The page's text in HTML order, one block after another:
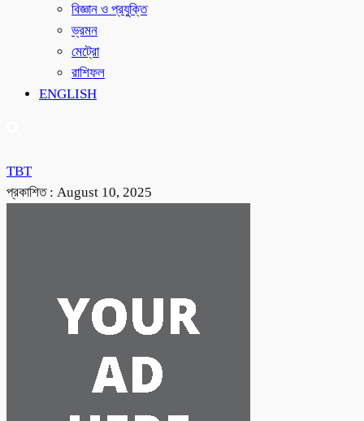
বিজ্ঞান ও প্রযুক্তি
ভ্রমন
মেট্রো
রাশিফল
ENGLISH
TBT
প্রকাশিত : August 10, 2025